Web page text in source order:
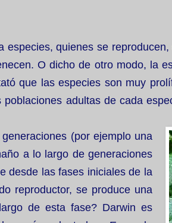
quienes se
O dicho de otro modo, la
que las especies son muy
adultas de cada
(por ejemplo una
a lo largo de generaciones
desde las fases iniciales de la
reproductor, se produce una
de esta fase? Darwin es